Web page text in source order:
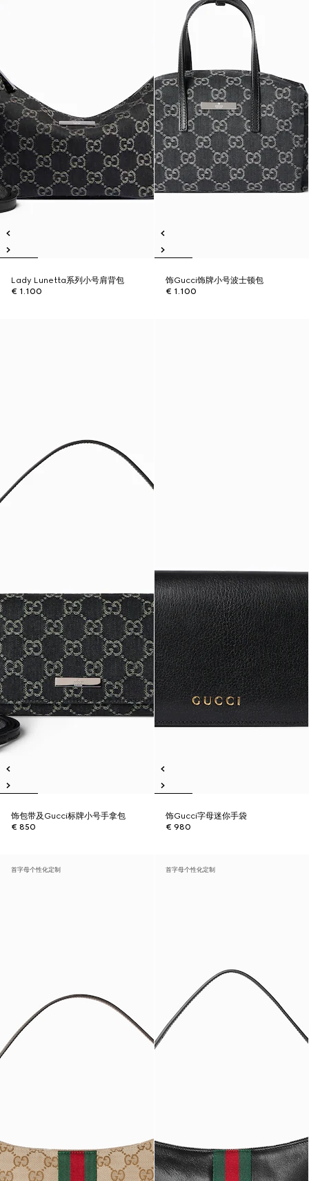
Lady Lunetta系列小号肩背包
€ 1.100
饰Gucci饰牌小号波士顿包
€ 1.100
饰包带及Gucci标牌小号手拿包
€ 850
饰Gucci字母迷你手袋
€ 980
首字母个性化定制 首字母个性化定制